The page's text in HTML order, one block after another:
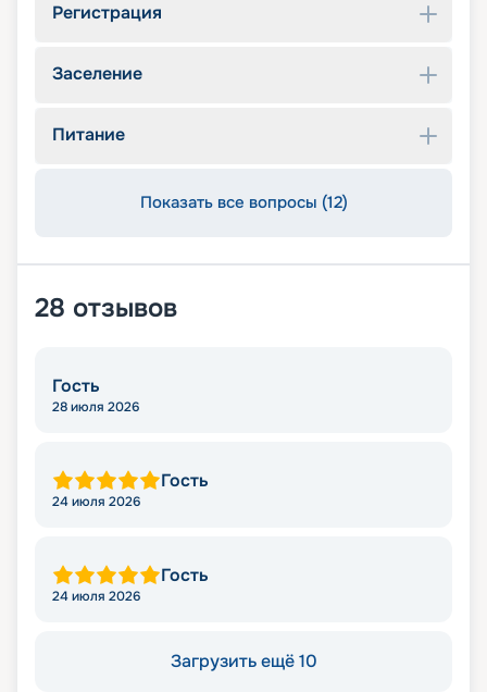
Регистрация
Заселение
Питание
Показать все вопросы (12)
28 отзывов
Гость
28 июля 2026
Гость
24 июля 2026
Гость
24 июля 2026
Загрузить ещё 10